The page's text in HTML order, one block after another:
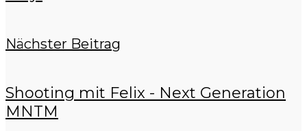
Nächster Beitrag
Shooting mit Felix - Next Generation
MNTM